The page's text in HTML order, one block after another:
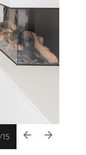
/15 arrow_back arrow_forward